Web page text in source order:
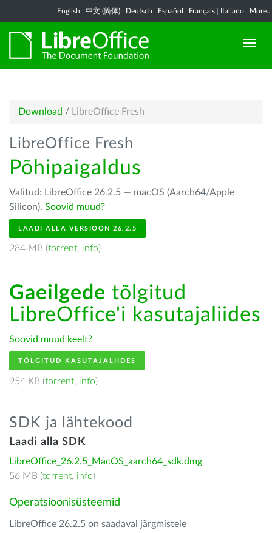
English 中文 (简体) Deutsch Español Français Italiano More...
Download / LibreOffice Fresh
LibreOffice Fresh
Põhipaigaldus
Valitud: LibreOffice 26.2.5 — macOS (Aarch64/Apple
Silicon). Soovid muud?
LAADI ALLA VERSIOON 26.2.5
284 MB (torrent, info)
Gaeilgede tõlgitud
LibreOffice'i kasutajaliides
Soovid muud keelt?
TÕLGITUD KASUTAJALIIDES
954 KB (torrent, info)
SDK ja lähtekood
Laadi alla SDK
LibreOffice_26.2.5_MacOS_aarch64_sdk.dmg
56 MB (torrent, info)
Operatsioonisüsteemid
LibreOffice 26.2.5 on saadaval järgmistele